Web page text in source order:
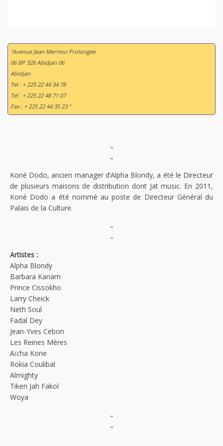
“Avenue Jean Mermoz Prolongee
06 BP 328 Abidjan 06
Abidjan
Tel : + 225 22 44 34 78
Tel : + 225 22 48 71 07
Fax : + 225 22 44 35 23 ”
"
"
Koné Dodo, ancien manager d’Alpha Blondy, a été le Directeur
de plusieurs maisons de distribution dont Jat music. En 2011,
Koné Dodo a été nommé au poste de Directeur Général du
Palais de la Culture.
"
"
Artistes :
Alpha Blondy
Barbara Kanam
Prince Cissokho
Larry Cheick
Neth Soul
Fadal Dey
Jean-Yves Cebon
Les Reines Mères
Aïcha Kone
Rokia Coulibal
Almighty
Tiken Jah Fakol
Woya
"
"